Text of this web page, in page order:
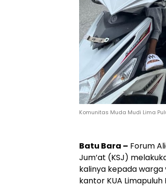
Komunitas Muda Mudi Lima
Batu Bara – Forum
Jum’at (KSJ)
kalinya kepada
kantor KUA